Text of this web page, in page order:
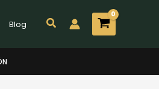
Blog Buscar